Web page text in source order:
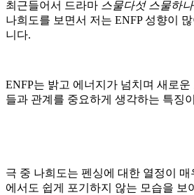
최근들어서 드라마 스물다섯 스물하나
나희도를 보면서 저는 ENFP 성향이
니다.
ENFP는 밝고 에너지가 넘치며 새로
들과 관계를 중요하게 생각하는 특징
극 중 나희도는 펜싱에 대한 열정이
에서도 쉽게 포기하지 않는 모습을 보